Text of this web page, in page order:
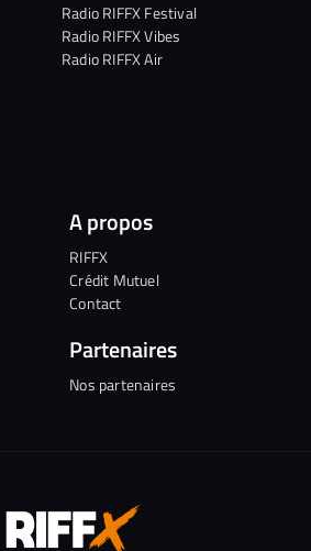
Radio RIFFX Festival
Radio RIFFX Vibes
Radio RIFFX Air
A propos
RIFFX
Crédit Mutuel
Contact
Partenaires
Nos partenaires